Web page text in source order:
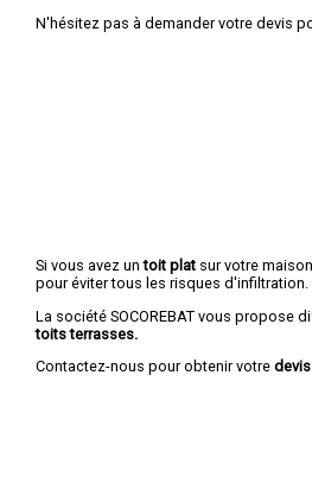
N'hésitez pas à demander votre devis
Si vous avez untoit plat sur votre
pour éviter tous les risques d'infiltration.
La société SOCOREBAT vous propose
toits terrasses.
Contactez-nous pour obtenir votre